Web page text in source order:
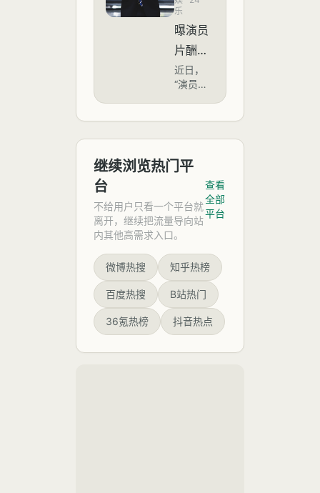
部分顶
流演员
单部剧
（拍摄
周期约
710天）
万至40
万元。
一行
为？
发布倡
吁观众
在观影
过程中
拒绝屏
摄，尊
重创作
团队劳
而，该
久，评
论区便
出现大
晒出自
院拍摄
画面，
部分照
片甚至
假名”引
发热
议，话
题阅读
量超过
127万。
该话题
源于网
频繁出
现日语
外来语
的困惑
如“コン
ビニ”
（便利
店）、
“アルバ
乐
曝演员
片酬再
降，片
酬从2
万，透
露出影
视业哪
些问
题？对
行业生
态来
说，是
好事还
是坏
近日，
“演员片
万”的话
热搜，
论。这
一数字
的剧烈
收缩，
看似是
业“去泡
直观体
背后折
继续浏览热门平
台
不给用户只看一个平台就
离开，继续把流量导向站
内其他高需求入口。
查看
全部
平台
微博热搜 知乎热榜
百度热搜 B站热门
36氪热榜 抖音热点